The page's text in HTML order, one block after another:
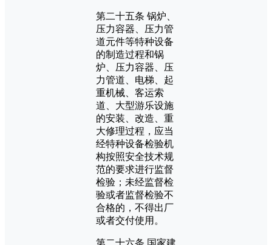
第二十五条 锅炉、
压力容器、压力管
道元件等特种设备
的制造过程和锅
炉、压力容器、压
力管道、电梯、起
重机械、客运索
道、大型游乐设施
的安装、改造、重
大修理过程，应当
经特种设备检验机
构按照安全技术规
范的要求进行监督
检验；未经监督检
验或者监督检验不
合格的，不得出厂
或者交付使用。
第二十六条 国家建